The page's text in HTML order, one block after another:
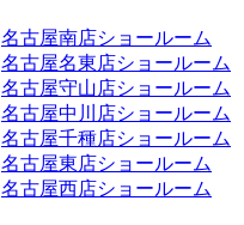
名古屋南店ショールーム
名古屋名東店ショールーム
名古屋守山店ショールーム
名古屋中川店ショールーム
名古屋千種店ショールーム
名古屋東店ショールーム
名古屋西店ショールーム